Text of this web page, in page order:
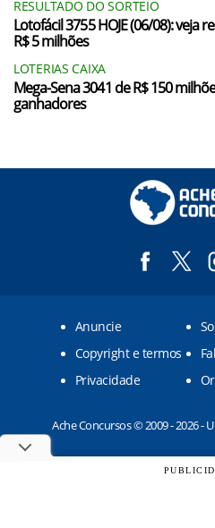
RESULTADO DO SORTEIO
Lotofácil 3755 HOJE (06/08): veja
R$ 5 milhões
LOTERIAS CAIXA
Mega-Sena 3041 de R$ 150
ganhadores
Anuncie
Copyright e termos
Privacidade
Ache Concursos © 2009 - 2026 -